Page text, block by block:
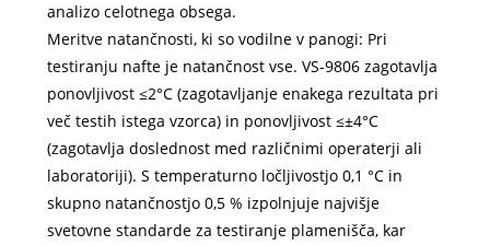
analizo celotnega obsega.
Meritve natančnosti, ki so vodilne v panogi: Pri
testiranju nafte je natančnost vse. VS-9806 zagotavlja
ponovljivost ≤2°C (zagotavljanje enakega rezultata pri
več testih istega vzorca) in ponovljivost ≤±4°C
(zagotavlja doslednost med različnimi operaterji ali
laboratoriji). S temperaturno ločljivostjo 0,1 °C in
skupno natančnostjo 0,5 % izpolnjuje najvišje
svetovne standarde za testiranje plamenišča, kar